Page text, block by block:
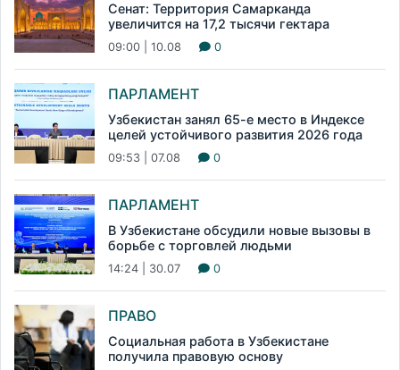
Сенат: Территория Самарканда
увеличится на 17,2 тысячи гектара
09:00 | 10.08 0
ПАРЛАМЕНТ
Узбекистан занял 65-е место в Индексе
целей устойчивого развития 2026 года
09:53 | 07.08 0
ПАРЛАМЕНТ
В Узбекистане обсудили новые вызовы в
борьбе с торговлей людьми
14:24 | 30.07 0
ПРАВО
Социальная работа в Узбекистане
получила правовую основу